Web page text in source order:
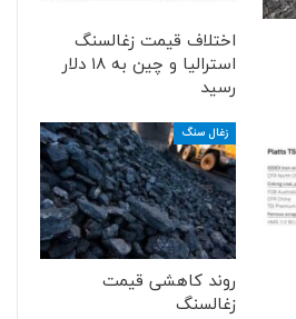
اختلاف قیمت زغالسنگ
استرالیا و چین به ۱۸ دلار
رسید
زغال سنگ
روند کاهشی قیمت
زغالسنگ